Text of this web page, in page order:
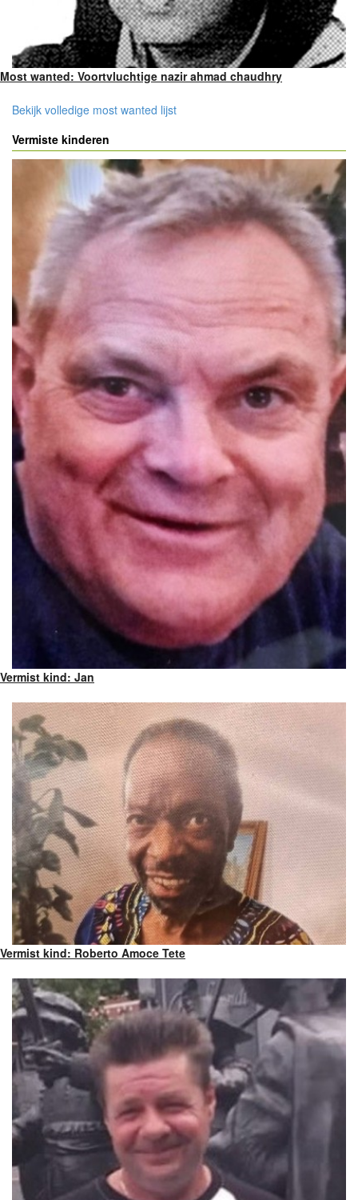
Most wanted: Voortvluchtige nazir ahmad chaudhry
Bekijk volledige most wanted lijst
Vermiste kinderen
Vermist kind: Jan
Vermist kind: Roberto Amoce Tete